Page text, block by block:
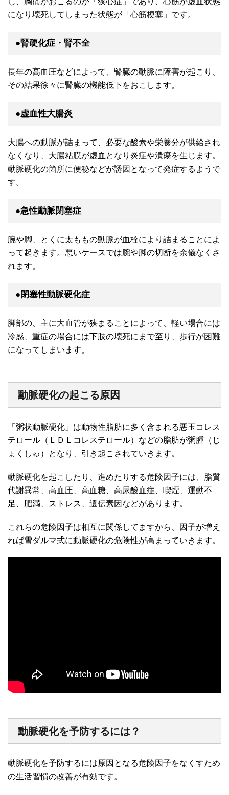
になり壊死してしまった状態が「心筋梗塞」です。
●腎硬化症・腎不全
長年の高血圧などによって、腎臓の動脈に障害が起こり、
その結果徐々に腎臓の機能低下をおこします。
●虚血性大腸炎
大腸への動脈が詰まって、必要な酸素や栄養分が供給され
なくなり、大腸粘膜が虚血となり炎症や潰瘍を生じます。
動脈硬化の箇所に便秘などが誘因となって発症するようで
す。
●急性動脈閉塞症
腕や脚、とくに太ももの動脈が血栓により詰まることによ
って起きます。悪いケースでは腕や脚の切断を余儀なくさ
れます。
●閉塞性動脈硬化症
脚部の、主に大血管が狭まることによって、軽い場合には
冷感、重症の場合には下肢の壊死にまで至り、歩行が困難
になってしまいます。
動脈硬化の起こる原因
「粥状動脈硬化」は動物性脂肪に多く含まれる悪玉コレス
テロール（ＬＤＬコレステロール）などの脂肪が粥腫（じ
ょくしゅ）となり、引き起こされていきます。
動脈硬化を起こしたり、進めたりする危険因子には、脂質
代謝異常、高血圧、高血糖、高尿酸血症、喫煙、運動不
足、肥満、ストレス、遺伝素因などがあります。
これらの危険因子は相互に関係してますから、因子が増え
れば雪ダルマ式に動脈硬化の危険性が高まっていきます。
動脈硬化を予防するには？
動脈硬化を予防するには原因となる危険因子をなくすため
の生活習慣の改善が有効です。